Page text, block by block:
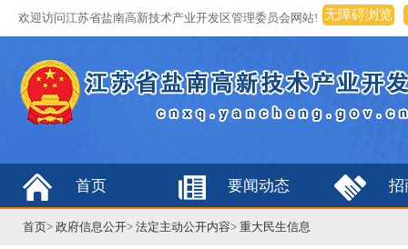
欢迎访问江苏省盐南高新技术产业开发区管理委员会网站! 无障碍浏览
首页 要闻动态 招
首页> 政府信息公开> 法定主动公开内容> 重大民生信息